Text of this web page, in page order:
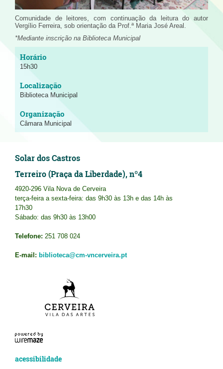
Comunidade de leitores, com continuação da leitura do autor
Vergílio Ferreira, sob orientação da Prof.ª Maria José Areal.
*Mediante inscrição na Biblioteca Municipal
15h30
Biblioteca Municipal
Câmara Municipal
Solar dos Castros
Terreiro (Praça da Liberdade), nº4
4920-296 Vila Nova de Cerveira
terça-feira a sexta-feira: das 9h30 às 13h e das 14h às
17h30
Sábado: das 9h30 às 13h00
Telefone: 251 708 024
E-mail: biblioteca@cm-vncerveira.pt
acessibilidade